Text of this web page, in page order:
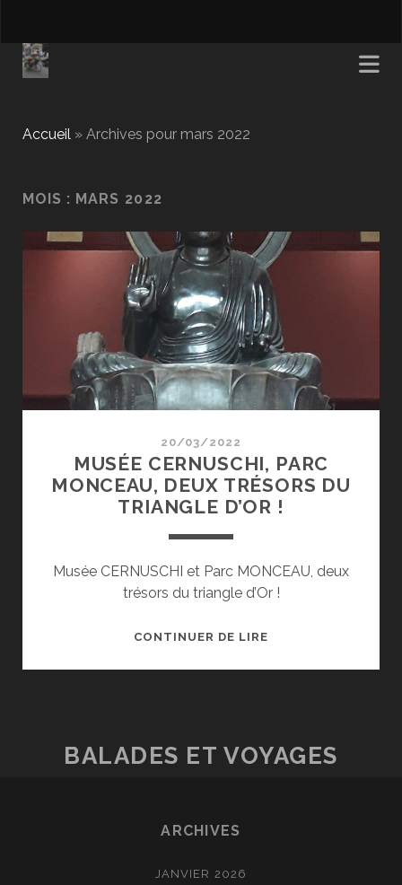
Accueil» Archives pour mars 2022
MOIS : MARS 2022
20/03/2022
MUSÉE CERNUSCHI, PARC
MONCEAU, DEUX TRÉSORS DU
TRIANGLE D’OR !
Musée CERNUSCHI et Parc MONCEAU, deux
trésors du triangle d’Or !
CONTINUER DE LIRE
DU
BALADES ET VOYAGES
ARCHIVES
JANVIER 2026